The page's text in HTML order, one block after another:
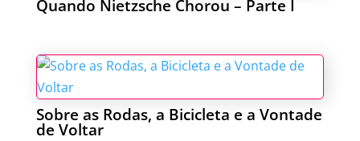
Quando Nietzsche Chorou – Parte I
Sobre as Rodas, a Bicicleta e a Vontade
de Voltar